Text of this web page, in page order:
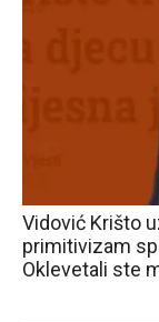
Vidović Krišto
primitivizam
Oklevetali ste